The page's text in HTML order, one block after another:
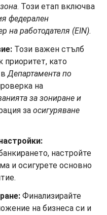
. Този етап включва
федерален
на работодателя (EIN).
Този важен стълб
приоритет, като
вДепартамента по
на
за зониране и
за осигуряване
настройте
и осигурете основно
Финализирайте
на бизнеса си и